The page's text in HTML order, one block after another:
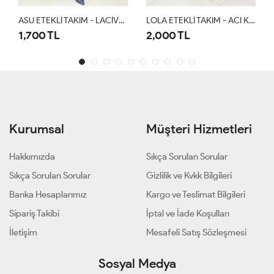
ASU ETEKLİ TAKIM - LACİVERT
1,700 TL
LOLA ETEKLİ TAKIM - ACI KAHVE
2,000 TL
Kurumsal
Hakkımızda
Sıkça Sorulan Sorular
Banka Hesaplarımız
Sipariş Takibi
İletişim
Müşteri Hizmetleri
Sıkça Sorulan Sorular
Gizlilik ve Kvkk Bilgileri
Kargo ve Teslimat Bilgileri
İptal ve İade Koşulları
Mesafeli Satış Sözleşmesi
Sosyal Medya